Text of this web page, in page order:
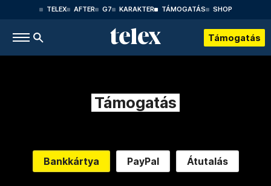
TELEX AFTER G7 KARAKTER TÁMOGATÁS SHOP
Támogatás
Támogatás
Bankkártya PayPal Átutalás